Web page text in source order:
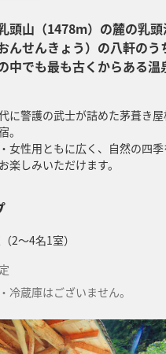
頭山（1478m）の麓の乳
んせんきょう）の八軒のう
中でも最も古くからある温
に警護の武士が詰めた茅葺き
。
女性用ともに広く、自然の四
楽しみいただけます。
2～4名1室）
冷蔵庫はございません。